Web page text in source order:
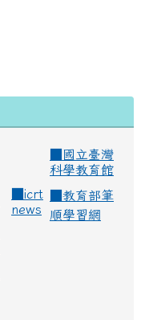
國立臺灣
科學教育館
icrt
news
教育部筆
順學習網